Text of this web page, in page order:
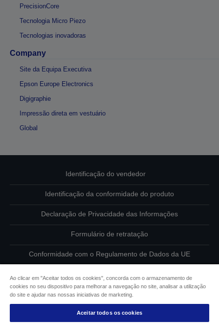
PrecisionCore
Tecnologia Micro Piezo
Tecnologias inovadoras
Company
Site da Equipa Executiva
Epson Europe Electronics
Digigraphie
Impressão direta em vestuário
Global
Identificação do vendedor
Identificação da conformidade do produto
Declaração de Privacidade das Informações
Formulário de retratação
Conformidade com o Regulamento de Dados da UE
Informações sobre cookies
Compromisso da Epson para com a acessibilidade
Ao clicar em "Aceitar todos os cookies", concorda com o armazenamento de
cookies no seu dispositivo para melhorar a navegação no site, analisar a utilização
do site e ajudar nas nossas iniciativas de marketing.
Aceitar todos os cookies